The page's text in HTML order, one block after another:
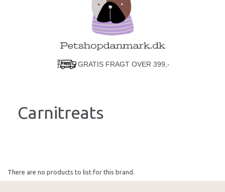
GRATIS FRAGT OVER 399,-
LYN HURTIG LEVERING!
Carnitreats
There are no products to list for this brand.